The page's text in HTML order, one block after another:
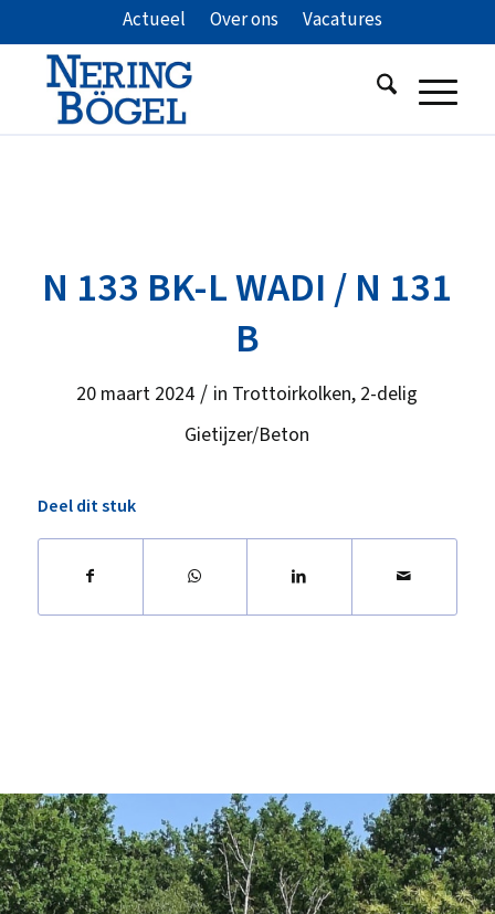
Actueel Over ons Vacatures
N 133 BK-L WADI / N 131
B
20 maart 2024 / in Trottoirkolken, 2-delig
Gietijzer/Beton
Deel dit stuk